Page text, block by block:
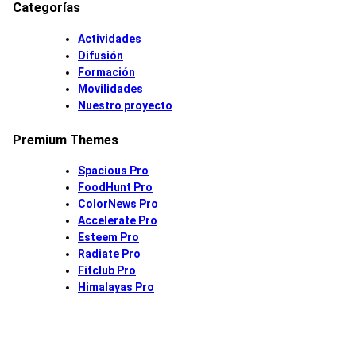
Categorías
Actividades
Difusión
Formación
Movilidades
Nuestro proyecto
Premium Themes
Spacious Pro
FoodHunt Pro
ColorNews Pro
Accelerate Pro
Esteem Pro
Radiate Pro
Fitclub Pro
Himalayas Pro